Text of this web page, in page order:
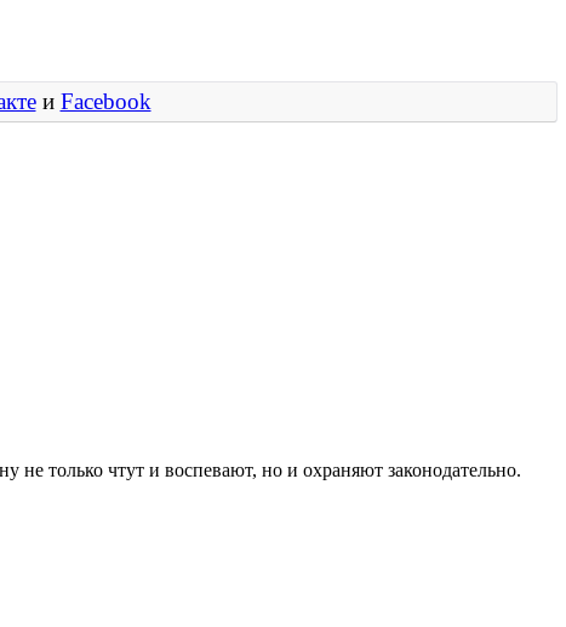
и Facebook
только чтут и воспевают, но и охраняют законодательно.